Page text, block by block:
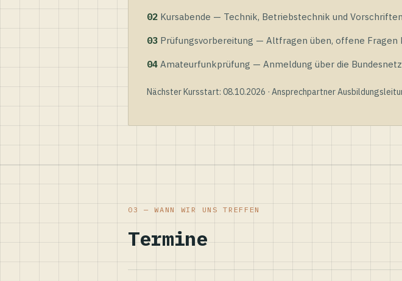
02 Kursabende — Technik, Betriebstechnik und
03 Prüfungsvorbereitung — Altfragen üben, offene Fragen
04 Amateurfunkprüfung — Anmeldung über die
Nächster Kursstart: 08.10.2026 · Ansprechpartner
03 — WANN WIR UNS TREFFEN
Termine